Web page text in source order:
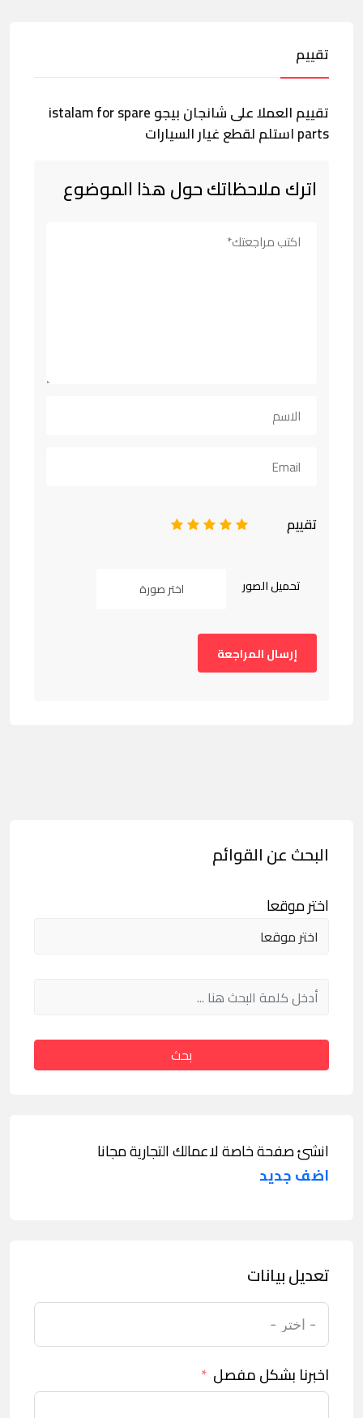
تقييم
تقييم العملا على شانجان بيجو istalam for spare
parts استلم لقطع غيار السيارات
اترك ملاحظاتك حول هذا الموضوع
تقييم 5
4
3
2
تحميل الصور اختر صورة
البحث عن القوائم
اختر موقعا
بحث
انشئ صفحة خاصة لاعمالك التجارية مجانا
اضف جديد
تعديل بيانات
اخبرنا بشكل مفصل